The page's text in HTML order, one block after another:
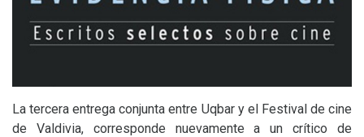
La tercera entrega conjunta entre Uqbar y el Festival de cine
de Valdivia, corresponde nuevamente a un crítico de